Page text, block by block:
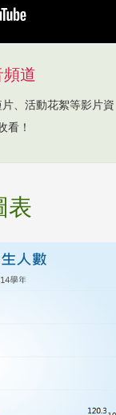
道
、活動花絮等影片資
看！
表